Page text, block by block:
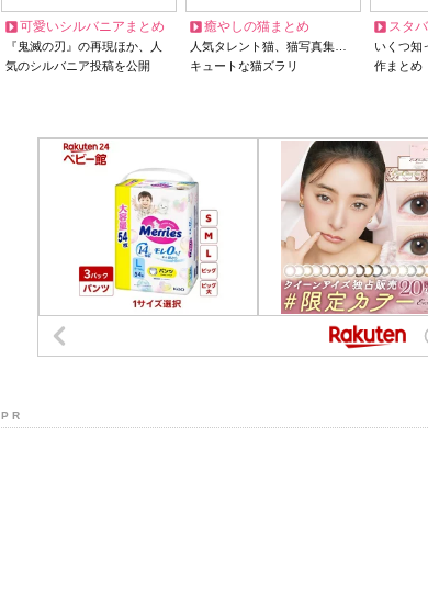
可愛いシルバニアまとめ
『鬼滅の刃』の再現ほか、人
気のシルバニア投稿を公開
癒やしの猫まとめ
人気タレント猫、猫写真集…
キュートな猫ズラリ
スタ
いくつ
作まとめ
P R